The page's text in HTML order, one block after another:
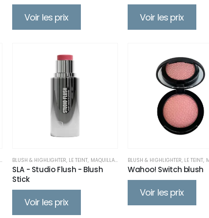
Voir les prix Voir les prix
BLUSH & HIGHLIGHTER, LE TEINT, MAQUILLAGE
SLA - Studio Flush - Blush
Stick
Voir les prix
BLUSH & HIGHLIGHTER, LE TEINT,
Wahoo! Switch blush
Voir les prix